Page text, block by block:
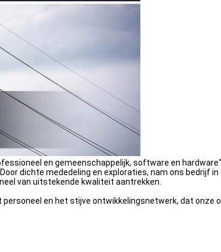
en gemeenschappelijk, software en
dichte mededeling en exploraties, nam ons bedrijf
van uitstekende kwaliteit aantrekken.
personeel en het stijve ontwikkelingsnetwerk, dat